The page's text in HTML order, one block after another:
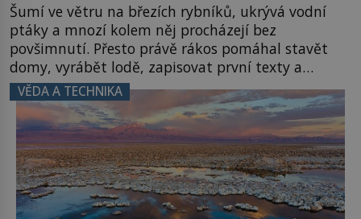
Šumí ve větru na březích rybníků, ukrývá vodní
ptáky a mnozí kolem něj procházejí bez
povšimnutí. Přesto právě rákos pomáhal stavět
domy, vyrábět lodě, zapisovat první texty a
inspiroval řadu pověstí. Tato skromná, ale
užitečná rostlina provází člověka už tisíce let.
Většina lidí vnímá rákos jen jako obyčejnou kulisu
letního koupání. Stačí se však podívat […]
VĚDA A TECHNIKA